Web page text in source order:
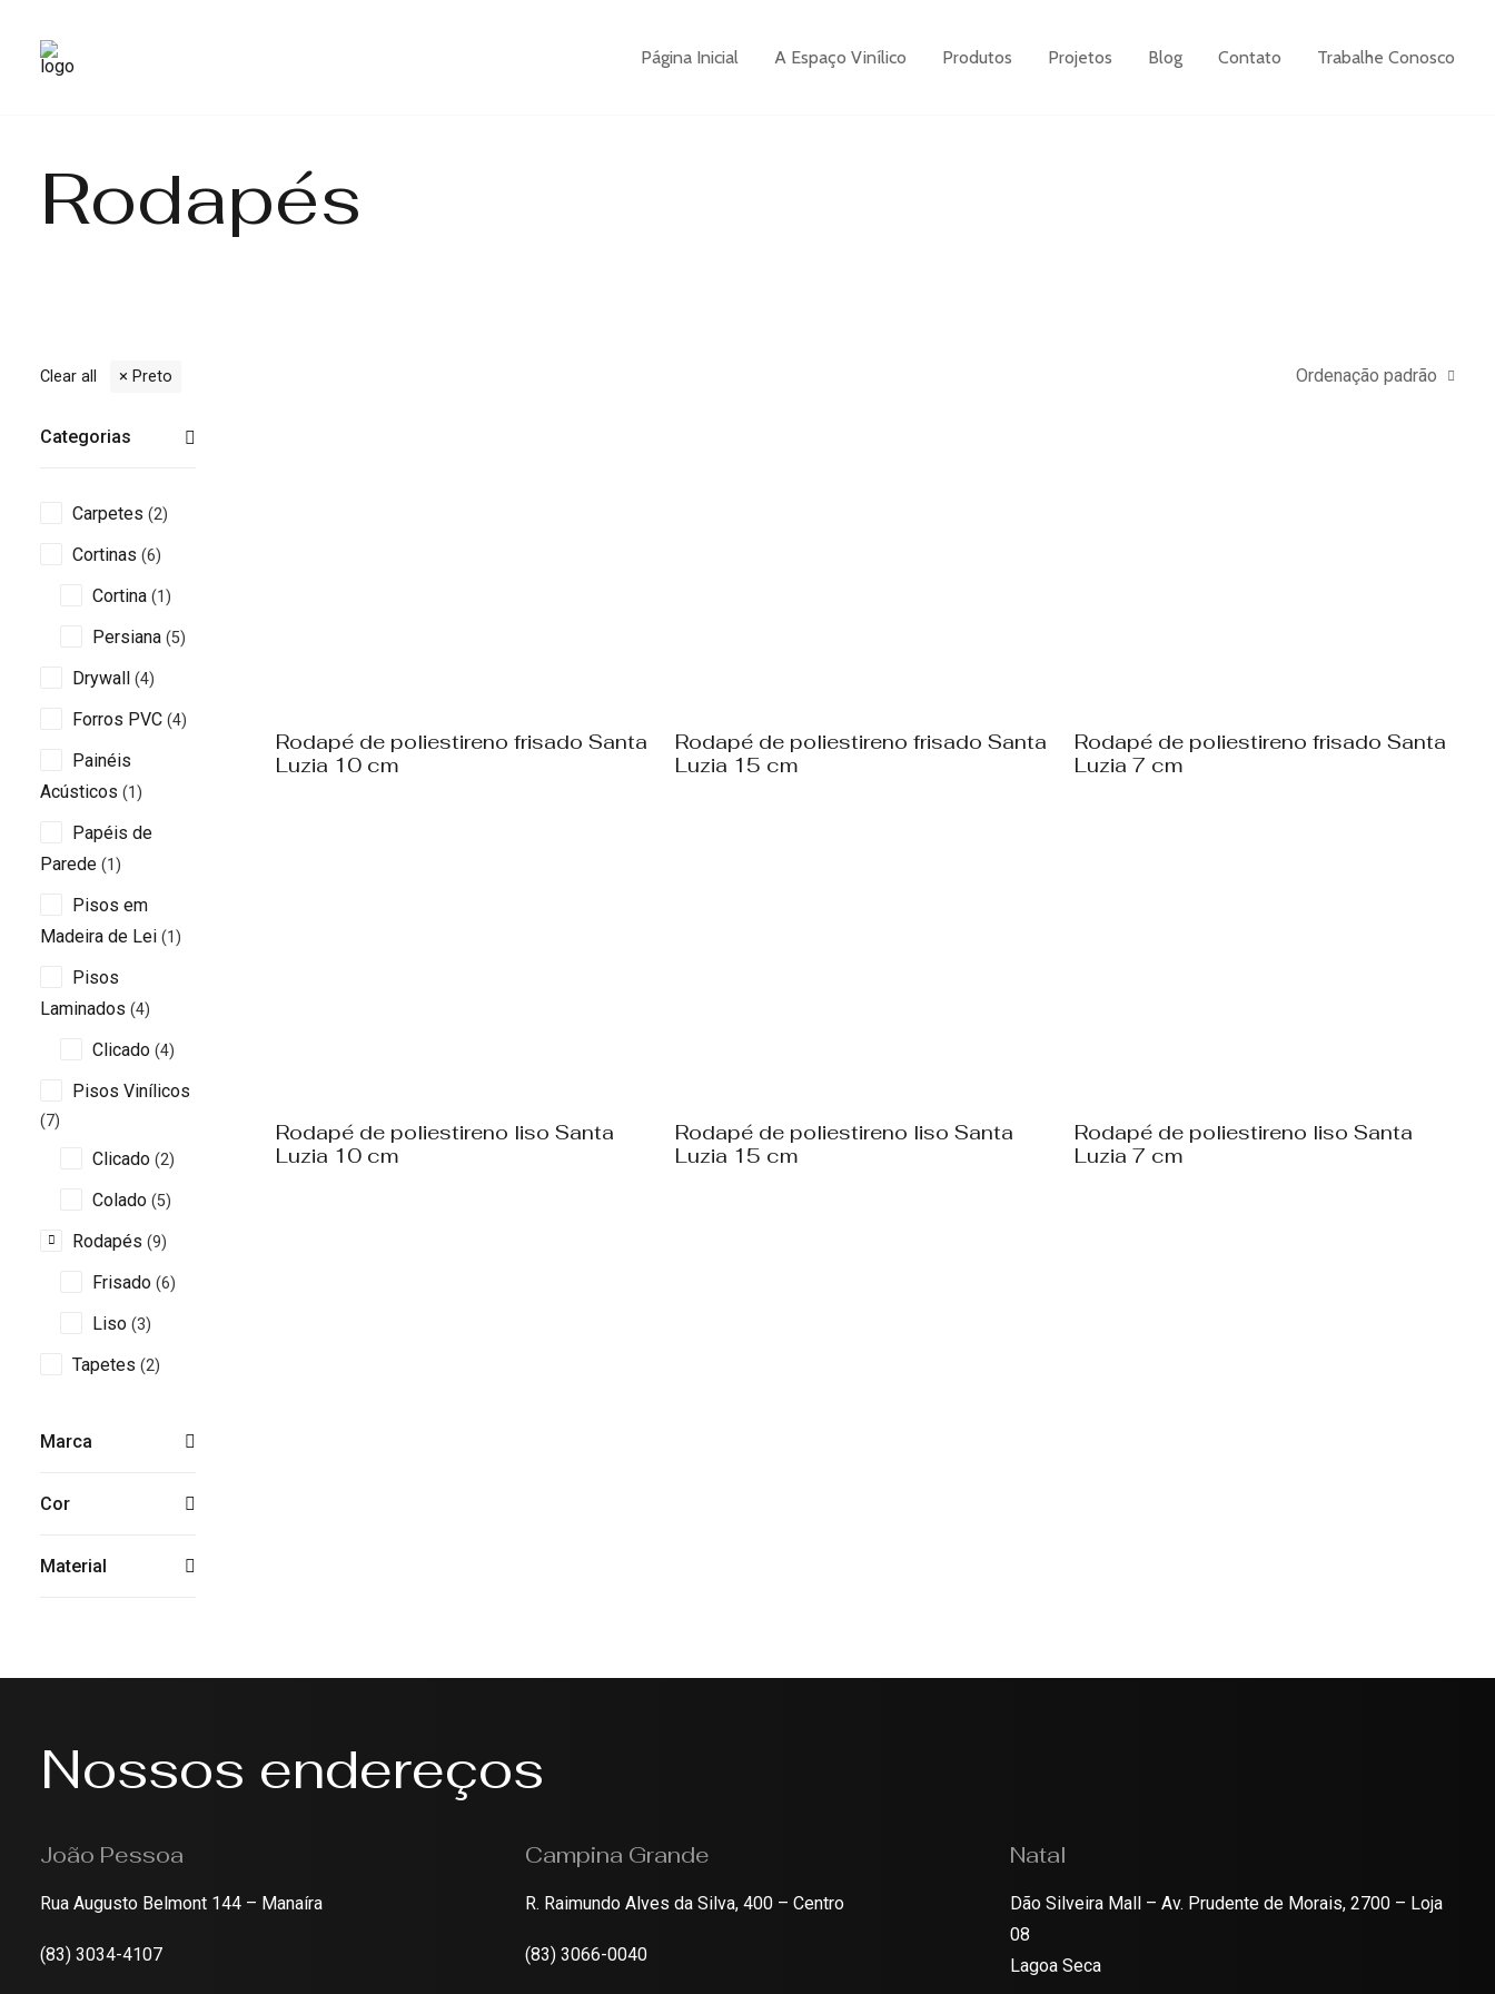
Página Inicial A Espaço Vinílico Produtos Projetos Blog Contato Trabalhe Conosco
Rodapés
Ordenação padrão
Clear all Preto
Categorias
Carpetes (2)
Cortinas (6)
Cortina (1)
Persiana (5)
Drywall (4)
Forros PVC (4)
Painéis
Acústicos (1)
Papéis de
Parede (1)
Pisos em
Madeira de Lei (1)
Pisos
Laminados (4)
Clicado (4)
Pisos Vinílicos
(7)
Clicado (2)
Colado (5)
Rodapés (9)
Frisado (6)
Liso (3)
Tapetes (2)
Marca
Cor
Material
Rodapé de poliestireno frisado Santa
Luzia 10 cm
Rodapé de poliestireno frisado Santa
Luzia 15 cm
Rodapé de poliestireno frisado Santa
Luzia 7 cm
Rodapé de poliestireno liso Santa
Luzia 10 cm
Rodapé de poliestireno liso Santa
Luzia 15 cm
Rodapé de poliestireno liso Santa
Luzia 7 cm
Nossos endereços
João Pessoa
Rua Augusto Belmont 144 – Manaíra
(83) 3034-4107
Campina Grande
R. Raimundo Alves da Silva, 400 – Centro
(83) 3066-0040
Natal
Dão Silveira Mall – Av. Prudente de Morais, 2700 – Loja
08
Lagoa Seca